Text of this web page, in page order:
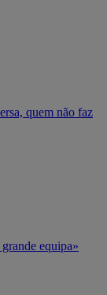
quem não faz
equipa»